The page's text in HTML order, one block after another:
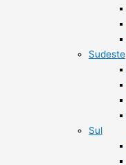
Sudeste
Sul